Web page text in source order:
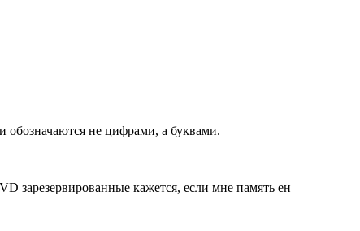
обозначаются не цифрами, а буквами.
зарезервированные кажется, если мне память ен